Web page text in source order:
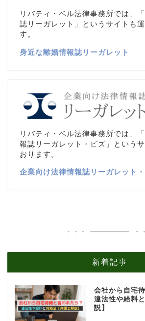
リバティ・ベル法律事務所では、
誌リーガレット」というサイトも
す。
身近な離婚情報誌リーガレット
リバティ・ベル法律事務所では、
報誌リーガレット・ビズ」という
おります。
企業向け法律情報誌リーガレット
新着記事
会社から自宅
違法性や給料
説】